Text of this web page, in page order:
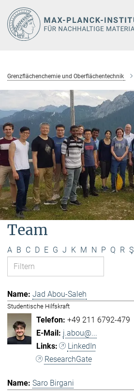
Hauptinhalt
Grenzflächenchemie und Oberflächentechnik
Team
A B C D E G J K M N P Q R Ş
Jad Abou-Saleh
Studentische Hilfskraft
+49 211 6792-479
j.abou@...
LinkedIn
ResearchGate
Saro Birgani